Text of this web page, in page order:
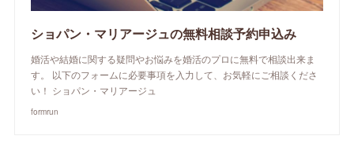
ショパン・マリアージュの無料相談予約申込み
婚活や結婚に関する疑問やお悩みを婚活のプロに無料で相談出来ま
す。 以下のフォームに必要事項を入力して、お気軽にご相談くださ
い！ ショパン・マリアージュ
formrun